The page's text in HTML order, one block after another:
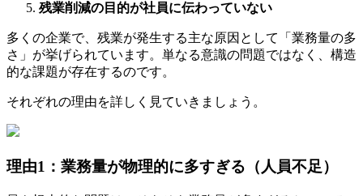
残業削減の目的が社員に伝わっていない
多くの企業で、残業が発生する主な原因として「業務量の多
さ」が挙げられています。単なる意識の問題ではなく、構造
的な課題が存在するのです。
それぞれの理由を詳しく見ていきましょう。
理由1：業務量が物理的に多すぎる（人員不足）